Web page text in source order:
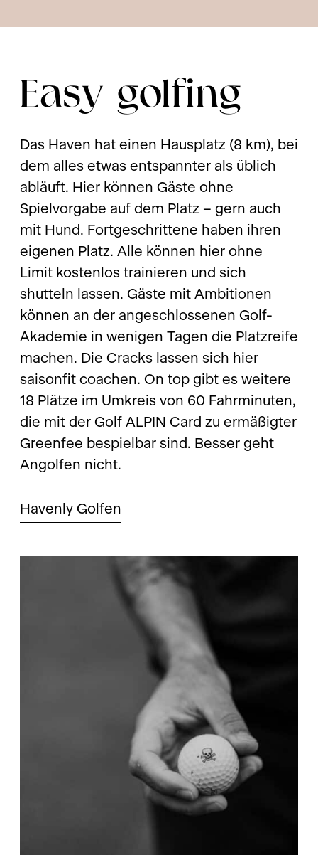
Easy golfing
Das Haven hat einen Hausplatz (8 km), bei
dem alles etwas entspannter als üblich
abläuft. Hier können Gäste ohne
Spielvorgabe auf dem Platz – gern auch
mit Hund. Fortgeschrittene haben ihren
eigenen Platz. Alle können hier ohne
Limit kostenlos trainieren und sich
shutteln lassen. Gäste mit Ambitionen
können an der angeschlossenen Golf-
Akademie in wenigen Tagen die Platzreife
machen. Die Cracks lassen sich hier
saisonfit coachen. On top gibt es weitere
18 Plätze im Umkreis von 60 Fahrminuten,
die mit der Golf ALPIN Card zu ermäßigter
Greenfee bespielbar sind. Besser geht
Angolfen nicht.
Havenly Golfen